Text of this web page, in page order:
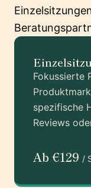
Fokussierte
spezifische
Reviews
Ab €129 /